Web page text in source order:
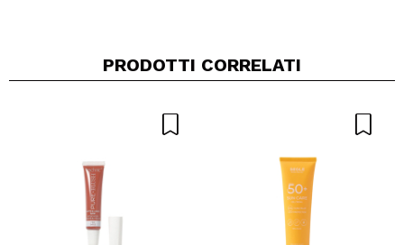
Condividi un video o una foto
PRODOTTI CORRELATI